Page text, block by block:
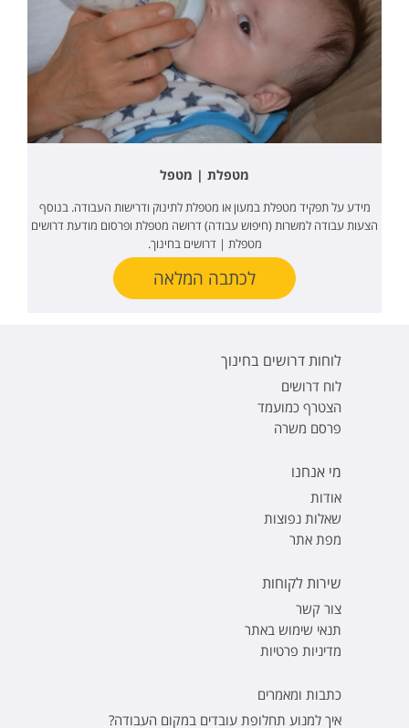
מטפלת | מטפל
מידע על תפקיד מטפלת במעון או מטפלת לתינוק ודרישות העבודה. בנוסף
הצעות עבודה למשרות (חיפוש עבודה) דרושה מטפלת ופרסום מודעת דרושים
מטפלת | דרושים בחינוך.
לכתבה המלאה
לוחות דרושים בחינוך
לוח דרושים
הצטרף כמועמד
פרסם משרה
מי אנחנו
אודות
שאלות נפוצות
מפת אתר
שירות לקוחות
צור קשר
תנאי שימוש באתר
מדיניות פרטיות
כתבות ומאמרים
איך למנוע תחלופת עובדים במקום העבודה?